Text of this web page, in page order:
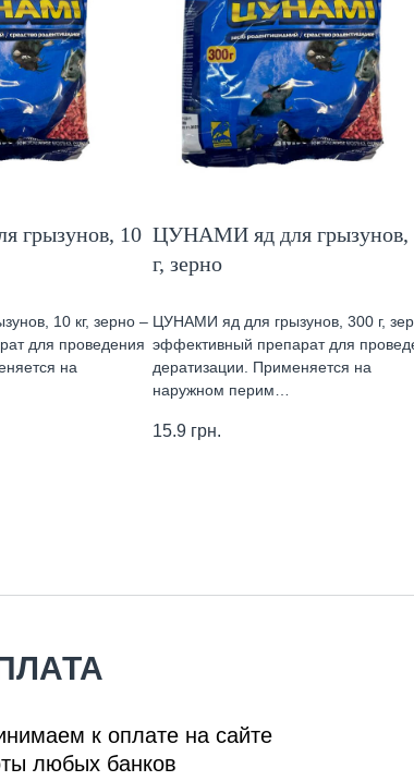
грызунов, 10
10 кг, зерно –
для проведения
на
ЦУНАМИ яд для грызунов,
г, зерно
ЦУНАМИ яд для грызунов, 300 г,
эффективный препарат для
дератизации. Применяется на
наружном перим…
15.9 грн.
к оплате на сайте
любых банков